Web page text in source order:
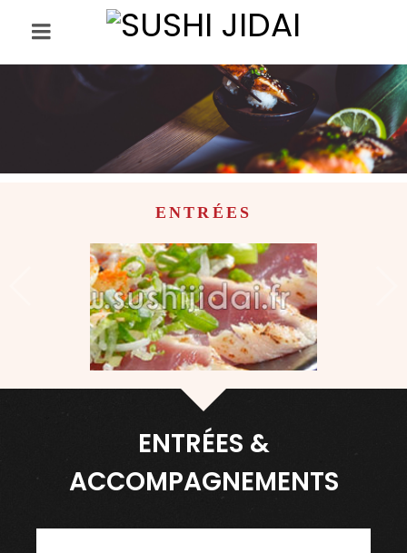
ENTRÉES
ENTRÉES &
ACCOMPAGNEMENTS